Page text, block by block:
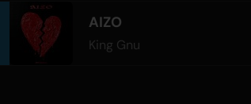
AIZO
King Gnu